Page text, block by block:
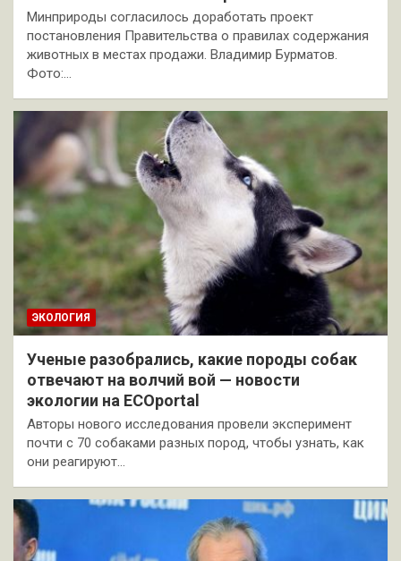
Минприроды согласилось доработать проект
постановления Правительства о правилах содержания
животных в местах продажи. Владимир Бурматов.
Фото:…
ЭКОЛОГИЯ
Ученые разобрались, какие породы собак
отвечают на волчий вой — новости
экологии на ECOportal
Авторы нового исследования провели эксперимент
почти с 70 собаками разных пород, чтобы узнать, как
они реагируют…